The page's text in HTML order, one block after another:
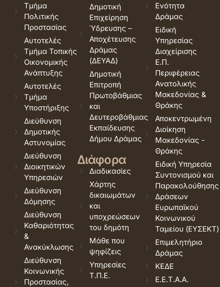
Τμήμα
Πολιτικής
Προστασίας
Αυτοτελές
Τμήμα Τοπικής
Οικονομικής
Ανάπτυξης
Αυτοτελές
Τμήμα
Υποστήριξης
Διεύθυνση
Δημοτικής
Αστυνομίας
Διεύθυνση
Διοικητικών
Υπηρεσιών
Διεύθυνση
Δόμησης
Διεύθυνση
Καθαριότητας
&
Ανακύκλωσης
Διεύθυνση
Κοινωνικής
Προστασίας,
Δημοτική
Επιχείρηση
Ύδρευσης –
Αποχέτευσης
Δράμας
(ΔΕΥΑΔ)
Δημοτική
Επιτροπή
Πρωτοβάθμιας
και
Δευτεροβάθμιας
Εκπαίδευσης
Δήμου Δράμας
Διάφορα
Διαδικασίες
Χάρτης
δικαιωμάτων
και
υποχρεώσεων
του δημότη
Μάθε που
ψηφίζεις
Υπηρεσίες
Τ.Π.Ε.
Ενότητα
Δράμας
Ειδική
Υπηρεσίας
Διαχείρισης
Ε.Π.
Περιφέρειας
Ανατολικής
Μακεδονίας &
Θράκης
Αποκεντρωμένη
Διοίκηση
Μακεδονίας -
Θράκης
Ειδική Υπηρεσία
Συντονισμού και
Παρακολούθησης
Δράσεων
Ευρωπαϊκού
Κοινωνικού
Ταμείου (ΕΥΣΕΚΤ)
Επιμελητήριο
Δράμας
ΚΕΔΕ
Ε.Ε.Τ.Α.Α.